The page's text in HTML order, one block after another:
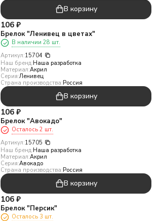
В корзину
106 ₽
Брелок "Ленивец в цветах"
В наличии 28 шт.
Артикул:15704
Наш бренд:Наша разработка
Материал:Акрил
Серия:Ленивец
Страна производства:Россия
В корзину
106 ₽
Брелок "Авокадо"
Осталось 2 шт.
Артикул:15705
Наш бренд:Наша разработка
Материал:Акрил
Серия:Авокадо
Страна производства:Россия
В корзину
106 ₽
Брелок "Персик"
Осталось 3 шт.